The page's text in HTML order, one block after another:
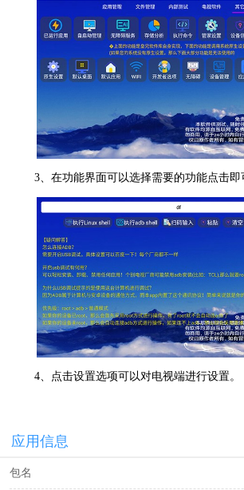
3、在功能界面可以选择需要的功能点击即
4、点击设置选项可以对电视端进行设置。
应用信息
包名